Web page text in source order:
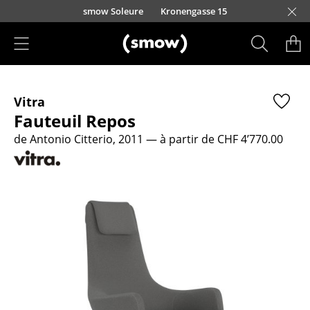
Accéder directement au contenu
smow Soleure Kronengasse 15
Sièges
Chaises de cuisine & salle à manger
Canapés
Fauteuils lounge
Chaises et Tabourets de bar
Vitra
Fauteuil Repos
de Antonio Citterio, 2011 — à partir de CHF 4’770.00